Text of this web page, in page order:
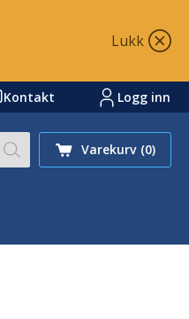
Lukk
Kontakt Logg inn
Søk på nettstedet
Varekurv (0)